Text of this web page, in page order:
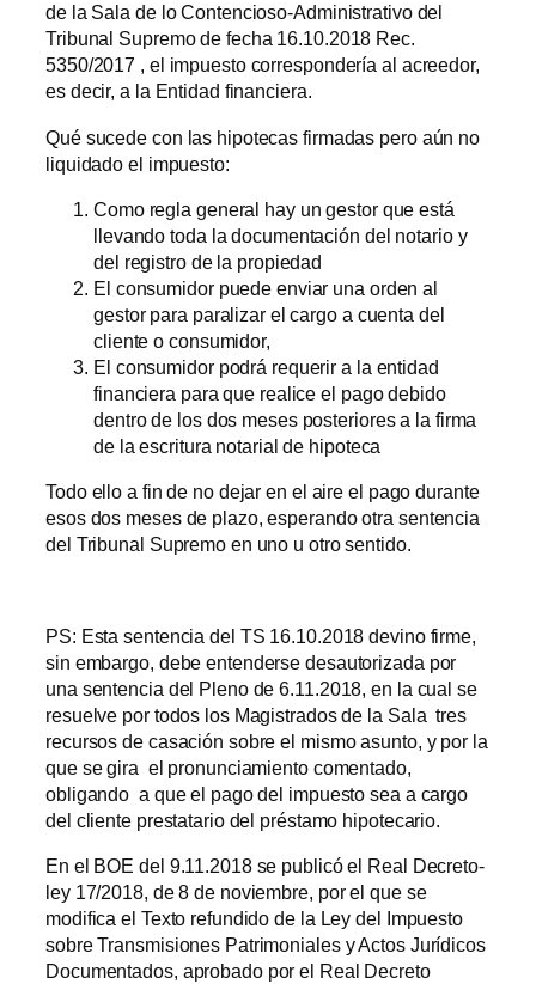
de la Sala de lo Contencioso-Administrativo del
Tribunal Supremo de fecha 16.10.2018 Rec.
5350/2017 , el impuesto correspondería al acreedor,
es decir, a la Entidad financiera.
Qué sucede con las hipotecas firmadas pero aún no
liquidado el impuesto:
Como regla general hay un gestor que está
llevando toda la documentación del notario y
del registro de la propiedad
El consumidor puede enviar una orden al
gestor para paralizar el cargo a cuenta del
cliente o consumidor,
El consumidor podrá requerir a la entidad
financiera para que realice el pago debido
dentro de los dos meses posteriores a la firma
de la escritura notarial de hipoteca
Todo ello a fin de no dejar en el aire el pago durante
esos dos meses de plazo, esperando otra sentencia
del Tribunal Supremo en uno u otro sentido.
PS: Esta sentencia del TS 16.10.2018 devino firme,
sin embargo, debe entenderse desautorizada por
una sentencia del Pleno de 6.11.2018, en la cual se
resuelve por todos los Magistrados de la Sala tres
recursos de casación sobre el mismo asunto, y por la
que se gira el pronunciamiento comentado,
obligando a que el pago del impuesto sea a cargo
del cliente prestatario del préstamo hipotecario.
En el BOE del 9.11.2018 se publicó el Real Decreto-
ley 17/2018, de 8 de noviembre, por el que se
modifica el Texto refundido de la Ley del Impuesto
sobre Transmisiones Patrimoniales y Actos Jurídicos
Documentados, aprobado por el Real Decreto